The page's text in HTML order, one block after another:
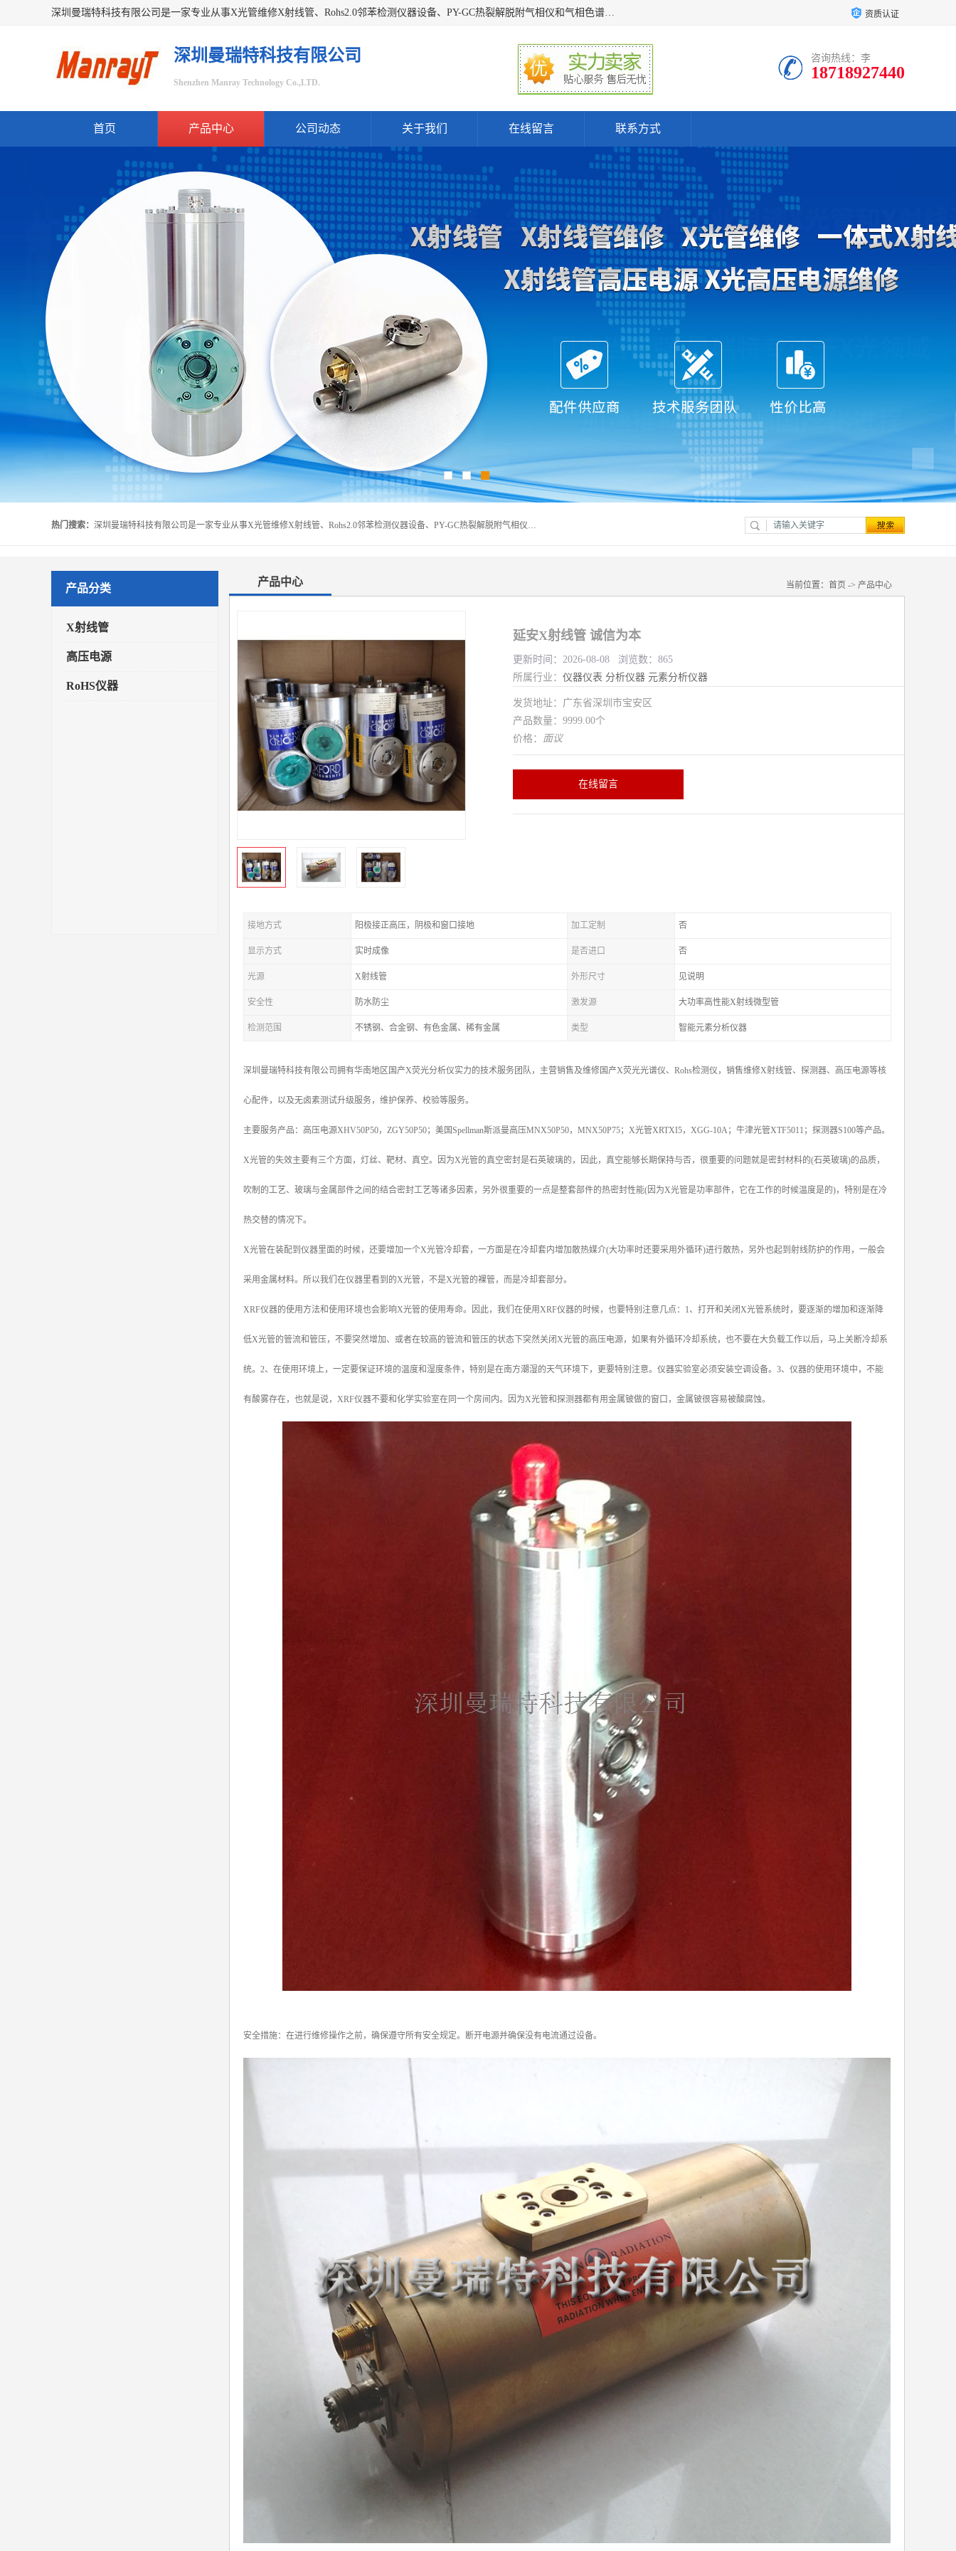
深圳曼瑞特科技有限公司是一家专业从事X光管维修X射线管、Rohs2.0邻苯检测仪器设备、PY-GC热裂解脱附气相仪和气相色谱光谱仪器、天瑞仪器探测器、高压电源等产品的维修出租的企业。本公司以客户至上为宗旨，以专注、专一、专业的精神为您提供安全、经济的技术服务。 资质认证
深圳曼瑞特科技有限公司
Shenzhen Manray Technology Co.,LTD.
咨询热线：李
18718927440
首页 产品中心 公司动态 关于我们 在线留言 联系方式
热门搜索： 深圳曼瑞特科技有限公司是一家专业从事X光管维修X射线管、Rohs2.0邻苯检测仪器设备、PY-GC热裂解脱附气相仪和气相色谱光谱仪器、天瑞仪器探测器、高压电源等产品的维修出租的企业。本公司以客户至上为宗旨，以专注、专一、专业的精神为您提供安全、经济的技术服务。
产品分类
X射线管
高压电源
RoHS仪器
产品中心 当前位置： 首页 -> 产品中心
延安X射线管 诚信为本
更新时间：2026-08-08 浏览数：865
所属行业： 仪器仪表 分析仪器 元素分析仪器
发货地址：广东省深圳市宝安区
产品数量：9999.00个
价格： 面议
在线留言
接地方式 阳极接正高压，阴极和窗口接地 加工定制 否
显示方式 实时成像 是否进口 否
光源 X射线管 外形尺寸 见说明
安全性 防水防尘 激发源 大功率高性能X射线微型管
检测范围 不锈钢、合金钢、有色金属、稀有金属 类型 智能元素分析仪器
深圳曼瑞特科技有限公司拥有华南地区国产X荧光分析仪实力的技术服务团队，主营销售及维修国产X荧光光谱仪、Rohs检测仪，销售维修X射线管、探测器、高压电源等核
心配件，以及无卤素测试升级服务，维护保养、校验等服务。
主要服务产品：高压电源XHV50P50，ZGY50P50；美国Spellman斯派曼高压MNX50P50，MNX50P75；X光管XRTXI5，XGG-10A；牛津光管XTF5011；探测器S100等产品。
X光管的失效主要有三个方面，灯丝、靶材、真空。因为X光管的真空密封是石英玻璃的，因此，真空能够长期保持与否，很重要的问题就是密封材料的(石英玻璃)的品质，
吹制的工艺、玻璃与金属部件之间的结合密封工艺等诸多因素，另外很重要的一点是整套部件的热密封性能(因为X光管是功率部件，它在工作的时候温度是的)，特别是在冷
热交替的情况下。
X光管在装配到仪器里面的时候，还要增加一个X光管冷却套，一方面是在冷却套内增加散热媒介(大功率时还要采用外循环)进行散热，另外也起到射线防护的作用，一般会
采用金属材料。所以我们在仪器里看到的X光管，不是X光管的裸管，而是冷却套部分。
XRF仪器的使用方法和使用环境也会影响X光管的使用寿命。因此，我们在使用XRF仪器的时候，也要特别注意几点：1、打开和关闭X光管系统时，要逐渐的增加和逐渐降
低X光管的管流和管压，不要突然增加、或者在较高的管流和管压的状态下突然关闭X光管的高压电源，如果有外循环冷却系统，也不要在大负载工作以后，马上关断冷却系
统。2、在使用环境上，一定要保证环境的温度和湿度条件，特别是在南方潮湿的天气环境下，更要特别注意。仪器实验室必须安装空调设备。3、仪器的使用环境中，不能
有酸雾存在，也就是说，XRF仪器不要和化学实验室在同一个房间内。因为X光管和探测器都有用金属铍做的窗口，金属铍很容易被酸腐蚀。
安全措施：在进行维修操作之前，确保遵守所有安全规定。断开电源并确保没有电流通过设备。